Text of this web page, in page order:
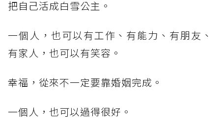
把自己活成白雪公主。
一個人，也可以有工作、有能力、有朋友、
有家人，也可以有笑容。
幸福，從來不一定要靠婚姻完成。
一個人，也可以過得很好。